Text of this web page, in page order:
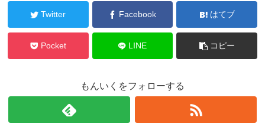
Twitter Facebook はてブ
Pocket LINE コピー
もんいくをフォローする